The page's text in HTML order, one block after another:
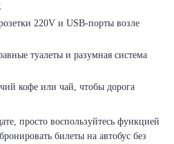
220V и USB-порты возле
туалеты и разумная система
кофе или чай, чтобы дорога
просто воспользуйтесь функцией
билеты на автобус без